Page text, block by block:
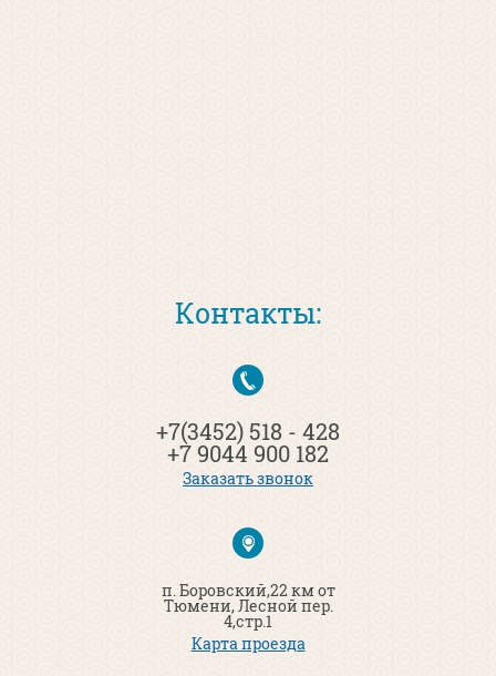
Контакты:
+7(3452) 518 - 428
+7 9044 900 182
Заказать звонок
п. Боровский,22 км от
Тюмени, Лесной пер.
4,стр.1
Карта проезда